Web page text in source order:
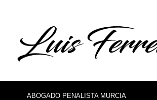
ABOGADO PENALISTA MURCIA